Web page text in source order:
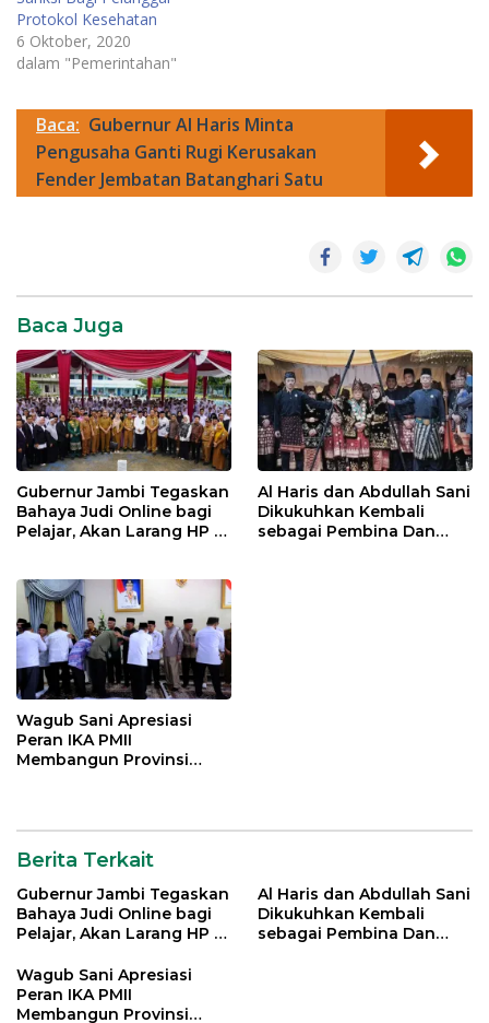
Protokol Kesehatan
6 Oktober, 2020
dalam "Pemerintahan"
Baca: Gubernur Al Haris Minta
Pengusaha Ganti Rugi Kerusakan
Fender Jembatan Batanghari Satu
Baca Juga
Gubernur Jambi Tegaskan
Bahaya Judi Online bagi
Pelajar, Akan Larang HP di
Al Haris dan Abdullah Sani
Dikukuhkan Kembali
sebagai Pembina Dan
Wagub Sani Apresiasi
Peran IKA PMII
Membangun Provinsi
Berita Terkait
Gubernur Jambi Tegaskan
Bahaya Judi Online bagi
Pelajar, Akan Larang HP di
Al Haris dan Abdullah Sani
Dikukuhkan Kembali
sebagai Pembina Dan
Wagub Sani Apresiasi
Peran IKA PMII
Membangun Provinsi